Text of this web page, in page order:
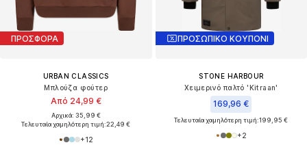
ΠΡΟΣΦΟΡΑ
URBAN CLASSICS
Μπλούζα φούτερ
Από 24,99 €
Αρχικά: 35,99 €
Τελευταία χαμηλότερη τιμή:22,49 €
+12
ΠΡΟΣΩΠΙΚΟ ΚΟΥΠΟΝΙ
STONE HARBOUR
Χειμερινό παλτό 'Kitraan'
169,96 €
Τελευταία χαμηλότερη τιμή:199,95 €
+2